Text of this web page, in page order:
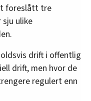
foreslått tre
ulike
drift i offentlig
drift, men hvor de
regulert enn